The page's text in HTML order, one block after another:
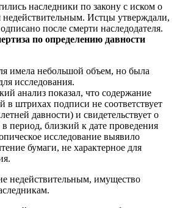
наследники по закону с иском о
Истцы утверждали,
после смерти наследодателя.
по определению давности
имела небольшой объем, но была
исследования.
анализ показал, что содержание
в штрихах подписи не соответствует
давности) и свидетельствует о
период, близкий к дате проведения
исследование выявило
бумаги, не характерное для
недействительным, имущество